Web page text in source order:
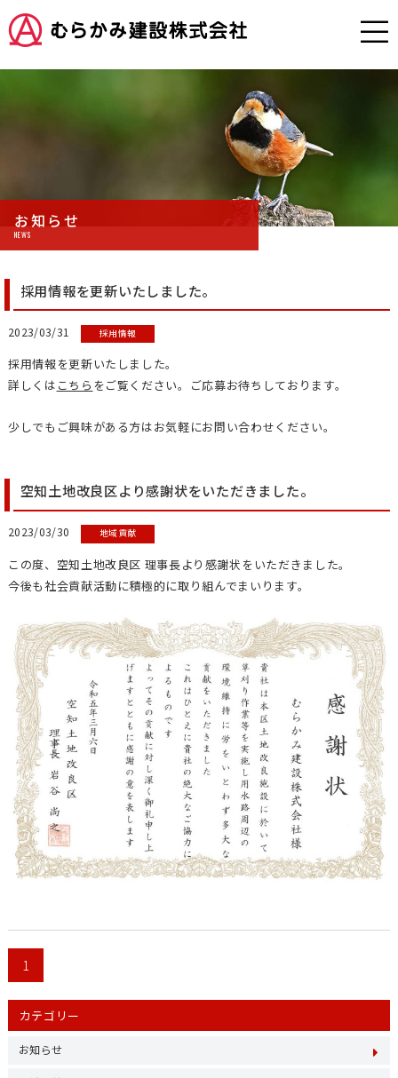
お知らせ
NEWS
採用情報を更新いたしました。
2023/03/31 採用情報
採用情報を更新いたしました。
詳しくは こちら をご覧ください。ご応募お待ちしております。
少しでもご興味がある方はお気軽にお問い合わせください。
空知土地改良区より感謝状をいただきました。
2023/03/30 地域貢献
この度、空知土地改良区 理事長より感謝状をいただきました。
今後も社会貢献活動に積極的に取り組んでまいります。
1
カテゴリー
お知らせ